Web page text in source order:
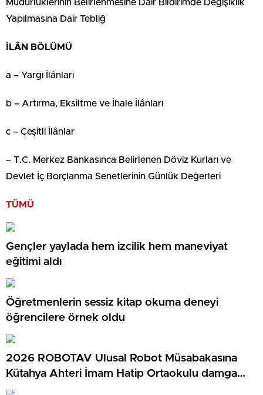
Müdürlüklerinin Belirlenmesine Dair Bildirimde Değişiklik
Yapılmasına Dair Tebliğ
İLÂN BÖLÜMÜ
a – Yargı İlânları
b – Artırma, Eksiltme ve İhale İlânları
c – Çeşitli İlânlar
– T.C. Merkez Bankasınca Belirlenen Döviz Kurları ve
Devlet İç Borçlanma Senetlerinin Günlük Değerleri
TÜMÜ
Gençler yaylada hem izcilik hem maneviyat
eğitimi aldı
Öğretmenlerin sessiz kitap okuma deneyi
öğrencilere örnek oldu
2026 ROBOTAV Ulusal Robot Müsabakasına
Kütahya Ahteri İmam Hatip Ortaokulu damga
vurdu